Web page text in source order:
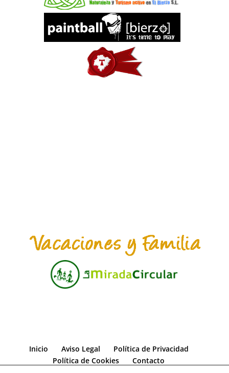
Inicio Aviso Legal
Política de Privacidad
Política de Cookies
Contacto